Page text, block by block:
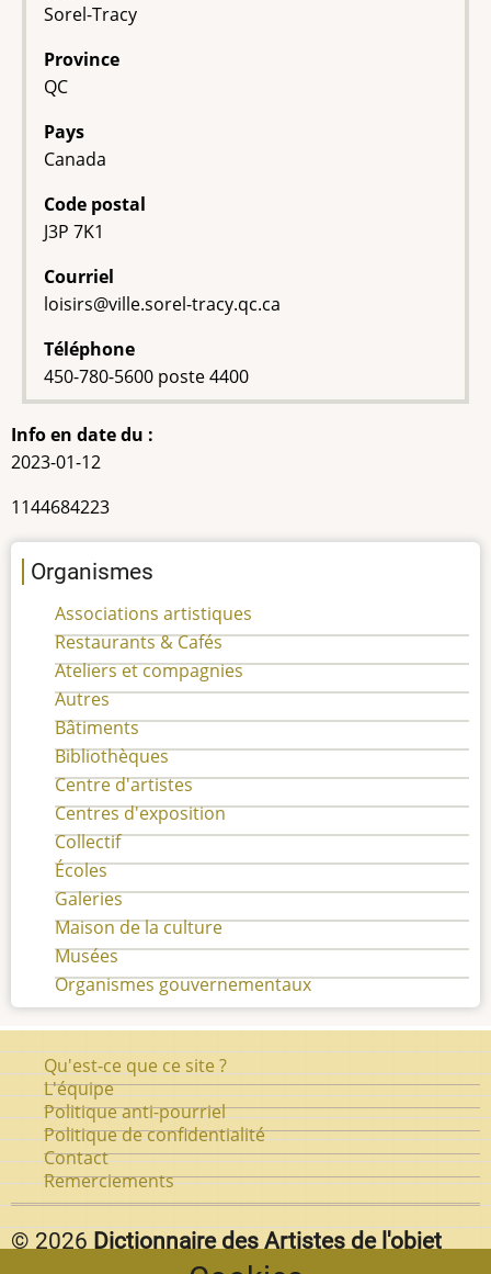
Sorel-Tracy
Province
QC
Pays
Canada
Code postal
J3P 7K1
Courriel
loisirs@ville.sorel-tracy.qc.ca
Téléphone
450-780-5600 poste 4400
Info en date du :
2023-01-12
NEQ
1144684223
Organismes
Associations artistiques
Restaurants & Cafés
Ateliers et compagnies
Autres
Bâtiments
Bibliothèques
Centre d'artistes
Centres d'exposition
Collectif
Écoles
Galeries
Maison de la culture
Musées
Organismes gouvernementaux
Pied
de
page
Qu'est-ce que ce site ?
L'équipe
Politique anti-pourriel
Politique de confidentialité
Contact
Remerciements
© 2026 Dictionnaire des Artistes de l'objet